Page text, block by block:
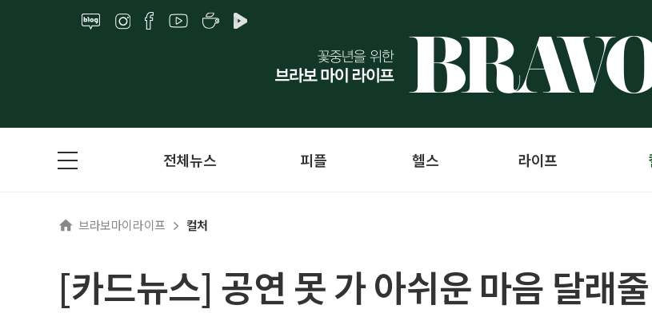
전체뉴스 피플 헬스 라이프
브라보마이라이프 컬처
[카드뉴스] 공연 못 가 아쉬운 마음 달래